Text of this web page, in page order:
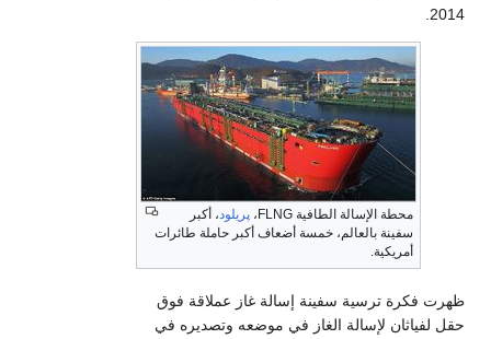
2014.
محطة الإسالة الطافية FLNG، پريلود، أكبر
سفينة بالعالم، خمسة أضعاف أكبر حاملة طائرات
أمريكية.
ظهرت فكرة ترسية سفينة إسالة غاز عملاقة فوق
حقل لفياثان لإسالة الغاز في موضعه وتصديره في